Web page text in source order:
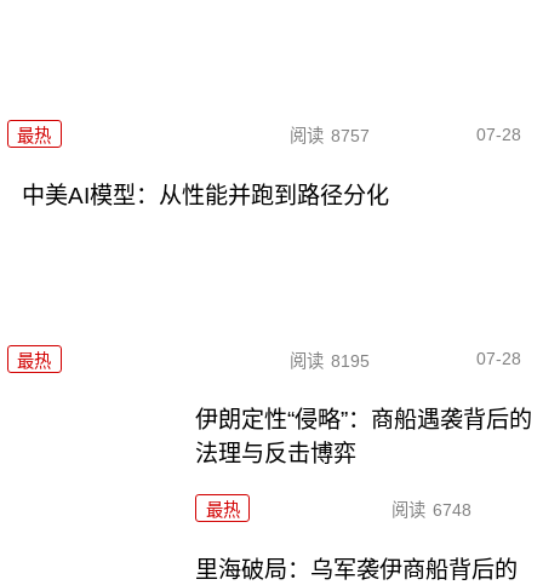
最热 阅读 8757 07-28
中美AI模型：从性能并跑到路径分化
最热 阅读 8195 07-28
伊朗定性“侵略”：商船遇袭背后的
法理与反击博弈
最热 阅读 6748
里海破局：乌军袭伊商船背后的